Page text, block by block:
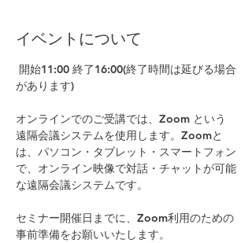
イベントについて
開始11:00 終了16:00(終了時間は延びる場合
があります)
オンラインでのご受講では、Zoom という
遠隔会議システムを使用します。Zoomと
は、パソコン・タブレット・スマートフォン
で、オンライン映像で対話・チャットが可能
な遠隔会議システムです。
セミナー開催日までに、Zoom利用のための
事前準備をお願いいたします。